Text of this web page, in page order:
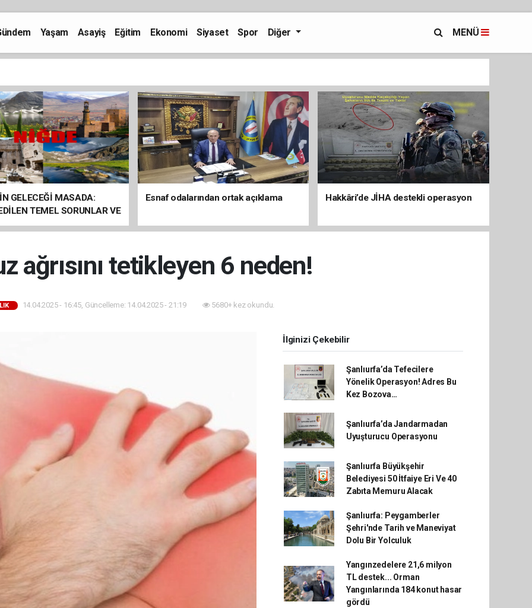
Yaşam Asayiş Eğitim Ekonomi Siyaset Spor Diğer MENÜ
GELECEĞİ MASADA:
TEMEL SORUNLAR VE
ÖNERİLERİ
Esnaf odalarından ortak açıklama Hakkâri’de JİHA destekli operasyon
ağrısını tetikleyen 6 neden!
14.04.2025 - 16:45, Güncelleme: 14.04.2025 - 21:19 5680+ kez okundu.
İlginizi Çekebilir
Şanlıurfa’da Tefecilere
Yönelik Operasyon! Adres Bu
Kez Bozova…
Şanlıurfa’da Jandarmadan
Uyuşturucu Operasyonu
Şanlıurfa Büyükşehir
Belediyesi 50 İtfaiye Eri Ve 40
Zabıta Memuru Alacak
Şanlıurfa: Peygamberler
Şehri'nde Tarih ve Maneviyat
Dolu Bir Yolculuk
Yangınzedelere 21,6 milyon
TL destek... Orman
Yangınlarında 184 konut hasar
gördü